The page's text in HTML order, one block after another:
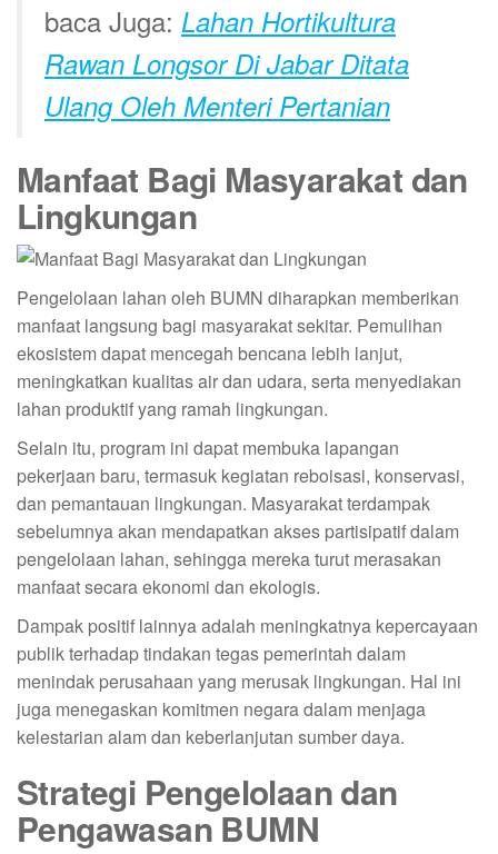
baca Juga: Lahan Hortikultura
Rawan Longsor Di Jabar Ditata
Ulang Oleh Menteri Pertanian
Manfaat Bagi Masyarakat dan
Lingkungan
Pengelolaan lahan oleh BUMN diharapkan memberikan
manfaat langsung bagi masyarakat sekitar. Pemulihan
ekosistem dapat mencegah bencana lebih lanjut,
meningkatkan kualitas air dan udara, serta menyediakan
lahan produktif yang ramah lingkungan.
Selain itu, program ini dapat membuka lapangan
pekerjaan baru, termasuk kegiatan reboisasi, konservasi,
dan pemantauan lingkungan. Masyarakat terdampak
sebelumnya akan mendapatkan akses partisipatif dalam
pengelolaan lahan, sehingga mereka turut merasakan
manfaat secara ekonomi dan ekologis.
Dampak positif lainnya adalah meningkatnya kepercayaan
publik terhadap tindakan tegas pemerintah dalam
menindak perusahaan yang merusak lingkungan. Hal ini
juga menegaskan komitmen negara dalam menjaga
kelestarian alam dan keberlanjutan sumber daya.
Strategi Pengelolaan dan
Pengawasan BUMN